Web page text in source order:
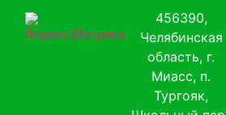
456390,
Челябинская
область, г.
Миасс, п.
Тургояк,